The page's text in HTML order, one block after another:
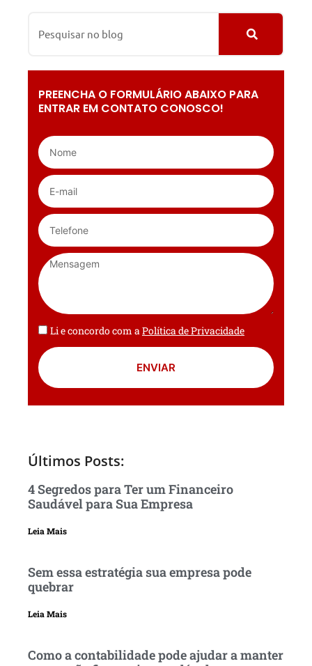
PREENCHA O FORMULÁRIO ABAIXO PARA
ENTRAR EM CONTATO CONOSCO!
Li e concordo com a Política de Privacidade
ENVIAR
Últimos Posts:
4 Segredos para Ter um Financeiro
Saudável para Sua Empresa
Leia Mais
Sem essa estratégia sua empresa pode
quebrar
Leia Mais
Como a contabilidade pode ajudar a manter